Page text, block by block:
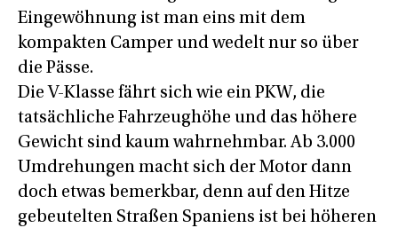
Eingewöhnung ist man eins mit dem
kompakten Camper und wedelt nur so über
die Pässe.
Die V-Klasse fährt sich wie ein PKW, die
tatsächliche Fahrzeughöhe und das höhere
Gewicht sind kaum wahrnehmbar. Ab 3.000
Umdrehungen macht sich der Motor dann
doch etwas bemerkbar, denn auf den Hitze
gebeutelten Straßen Spaniens ist bei höheren